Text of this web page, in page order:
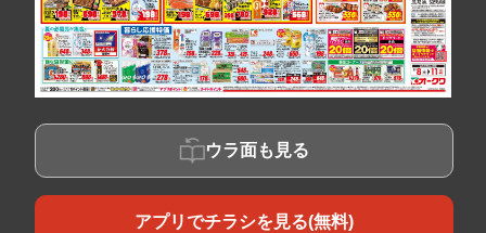
ウラ面も見る
アプリでチラシを見る(無料)